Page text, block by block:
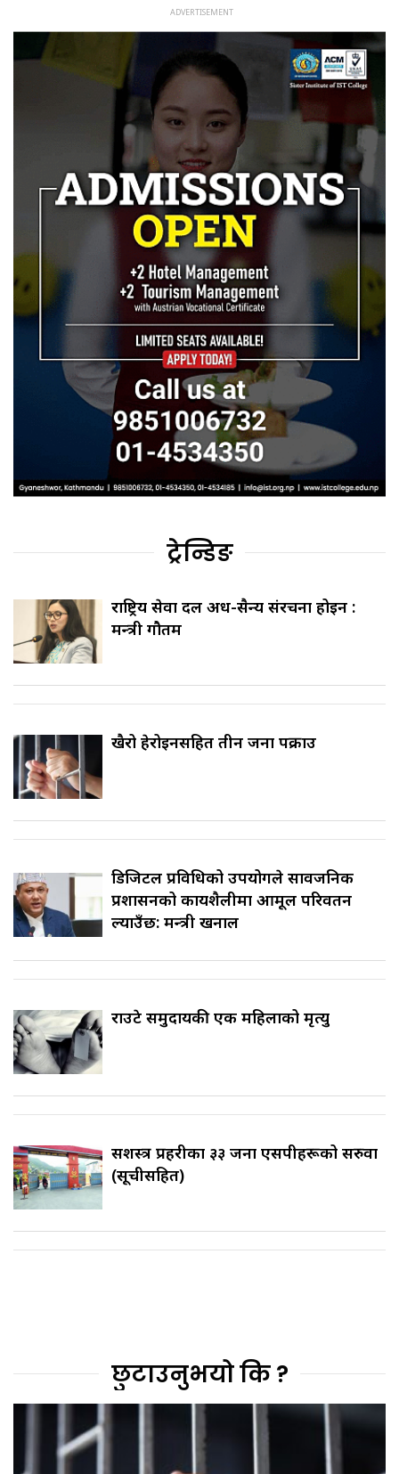
ट्रेन्डिङ
राष्ट्रिय सेवा दल अर्ध-सैन्य संरचना होइन :
मन्त्री गौतम
खैरो हेरोइनसहित तीन जना पक्राउ
डिजिटल प्रविधिको उपयोगले सार्वजनिक
प्रशासनको कार्यशैलीमा आमूल परिवर्तन
ल्याउँछ: मन्त्री खनाल
राउटे समुदायकी एक महिलाको मृत्यु
सशस्त्र प्रहरीका ३३ जना एसपीहरूको सरुवा
(सूचीसहित)
छुटाउनुभयो कि ?